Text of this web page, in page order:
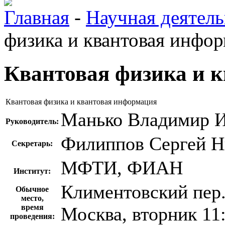
Главная - Научная
физика и квантовая
Квантовая физика и
Квантовая физика и квантовая информация
Руководитель: Манько Владимир
Секретарь: Филиппов Сергей
Институт: МФТИ, ФИАН
Обычное
место,
время
проведения:
Климентовский
Москва, вторник